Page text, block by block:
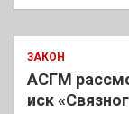
ЗАКОН
АСГМ
иск